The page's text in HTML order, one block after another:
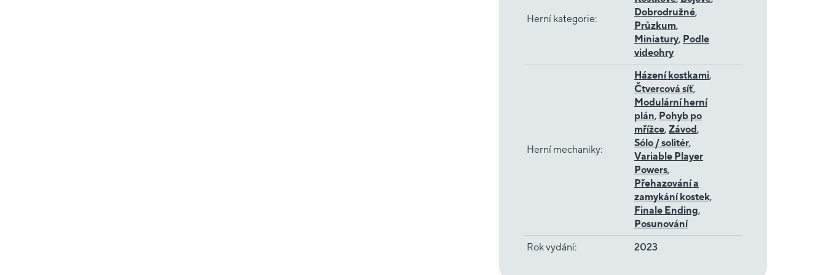
Herní kategorie:
Dobrodružné,
Průzkum,
Miniatury, Podle
videohry
Herní mechaniky:
Házení kostkami,
Čtvercová síť,
Modulární herní
plán, Pohyb po
mřížce, Závod,
Sólo / solitér,
Variable Player
Powers,
Přehazování a
zamykání kostek,
Finale Ending,
Posunování
Rok vydání: 2023